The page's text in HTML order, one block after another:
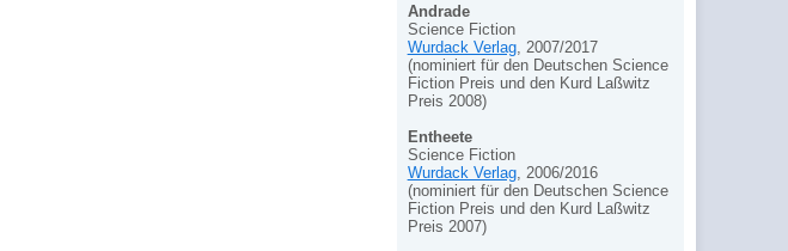
Andrade
Science Fiction
Wurdack Verlag, 2007/2017
(nominiert für den Deutschen Science
Fiction Preis und den Kurd Laßwitz
Preis 2008)
Entheete
Science Fiction
Wurdack Verlag, 2006/2016
(nominiert für den Deutschen Science
Fiction Preis und den Kurd Laßwitz
Preis 2007)